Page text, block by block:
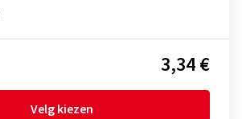
3,34 €
Velg kiezen